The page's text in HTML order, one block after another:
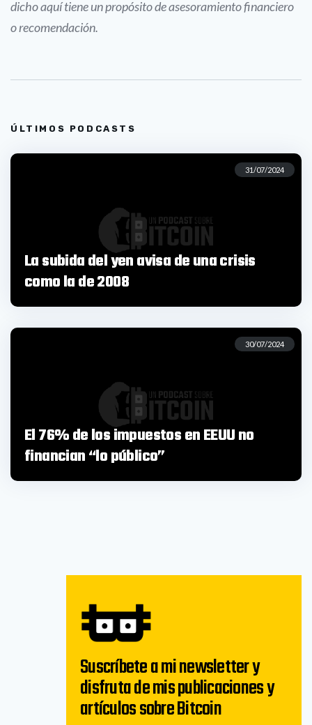
dicho aquí tiene un propósito de asesoramiento financiero
o recomendación.
ÚLTIMOS PODCASTS
31/07/2024
La subida del yen avisa de una crisis
como la de 2008
30/07/2024
El 76% de los impuestos en EEUU no
financian “lo público”
Suscríbete a mi newsletter y
disfruta de mis publicaciones y
artículos sobre Bitcoin